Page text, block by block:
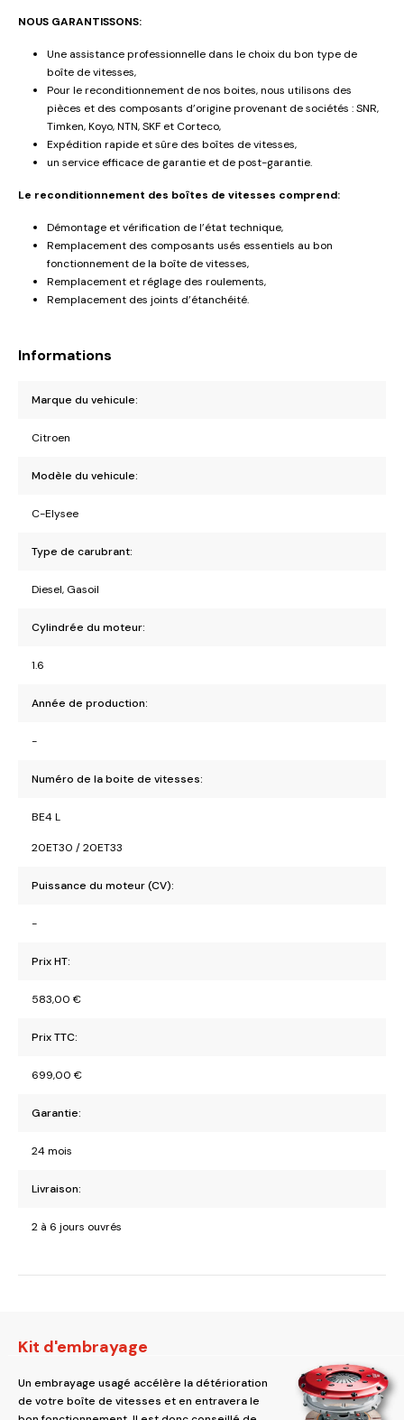
NOUS GARANTISSONS:
Une assistance professionnelle dans le choix du bon type de
boîte de vitesses,
Pour le reconditionnement de nos boites, nous utilisons des
pièces et des composants d’origine provenant de sociétés : SNR,
Timken, Koyo, NTN, SKF et Corteco,
Expédition rapide et sûre des boîtes de vitesses,
un service efficace de garantie et de post-garantie.
Le reconditionnement des boîtes de vitesses comprend:
Démontage et vérification de l’état technique,
Remplacement des composants usés essentiels au bon
fonctionnement de la boîte de vitesses,
Remplacement et réglage des roulements,
Remplacement des joints d’étanchéité.
Informations
Marque du vehicule:
Citroen
Modèle du vehicule:
C-Elysee
Type de carubrant:
Diesel, Gasoil
Cylindrée du moteur:
1.6
Année de production:
-
Numéro de la boite de vitesses:
BE4 L
20ET30 / 20ET33
Puissance du moteur (CV):
-
Prix HT:
583,00 €
Prix TTC:
699,00 €
Garantie:
24 mois
Livraison:
2 à 6 jours ouvrés
Kit d'embrayage
Un embrayage usagé accélère la détérioration
de votre boîte de vitesses et en entravera le